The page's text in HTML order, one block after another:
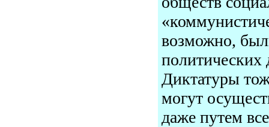
возможно,
политических
Диктатуры
могут
даже путем